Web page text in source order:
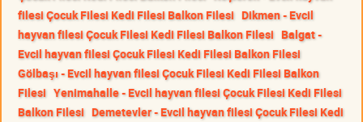
filesi Çocuk Filesi Kedi Filesi Balkon Filesi Dikmen - Evcil
hayvan filesi Çocuk Filesi Kedi Filesi Balkon Filesi Balgat -
Evcil hayvan filesi Çocuk Filesi Kedi Filesi Balkon Filesi
Gölbaşı - Evcil hayvan filesi Çocuk Filesi Kedi Filesi Balkon
Filesi Yenimahalle - Evcil hayvan filesi Çocuk Filesi Kedi Filesi
Balkon Filesi Demetevler - Evcil hayvan filesi Çocuk Filesi Kedi